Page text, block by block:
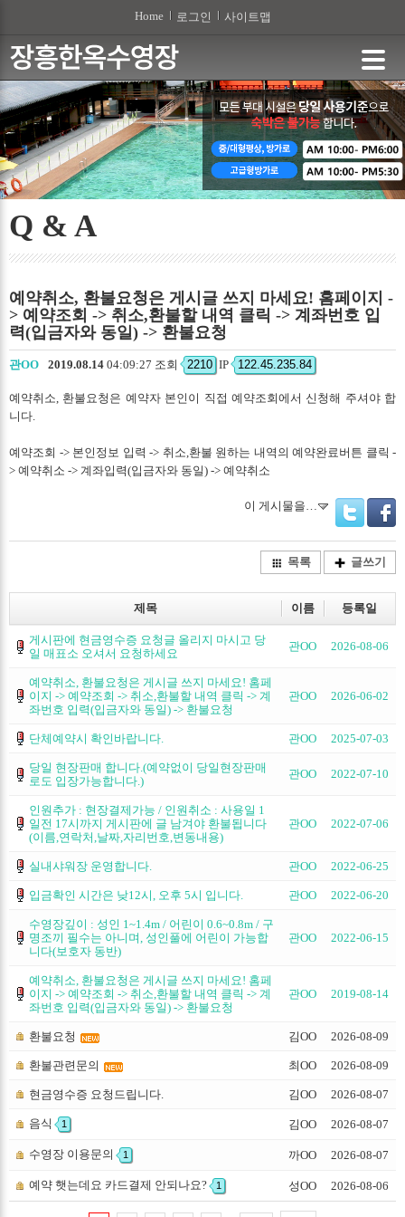
Home 로그인 사이트맵
Q & A
예약취소, 환불요청은 게시글 쓰지 마세요! 홈페이지 -
> 예약조회 -> 취소,환불할 내역 클릭 -> 계좌번호 입
력(입금자와 동일) -> 환불요청
관OO 2019.08.14 04:09:27 조회 2210 IP 122.45.235.84
예약취소, 환불요청은 예약자 본인이 직접 예약조회에서 신청해 주셔야 합
니다.
예약조회 -> 본인정보 입력 -> 취소,환불 원하는 내역의 예약완료버튼 클릭 -
> 예약취소 -> 계좌입력(입금자와 동일) -> 예약취소
이 게시물을…
Twitter
목록 글쓰기
제목 이름 등록일
게시판에 현금영수증 요청글 올리지 마시고 당
일 매표소 오셔서 요청하세요
관OO 2026-08-06
예약취소, 환불요청은 게시글 쓰지 마세요! 홈페
이지 -> 예약조회 -> 취소,환불할 내역 클릭 -> 계
좌번호 입력(입금자와 동일) -> 환불요청
관OO 2026-06-02
단체예약시 확인바랍니다. 관OO 2025-07-03
당일 현장판매 합니다.(예약없이 당일현장판매
로도 입장가능합니다.)
관OO 2022-07-10
인원추가 : 현장결제가능 / 인원취소 : 사용일 1
일전 17시까지 게시판에 글 남겨야 환불됩니다
(이름,연락처,날짜,자리번호,변동내용)
관OO 2022-07-06
실내샤워장 운영합니다. 관OO 2022-06-25
입금확인 시간은 낮12시, 오후 5시 입니다. 관OO 2022-06-20
수영장깊이 : 성인 1~1.4m / 어린이 0.6~0.8m / 구
명조끼 필수는 아니며, 성인풀에 어린이 가능합
니다(보호자 동반)
관OO 2022-06-15
예약취소, 환불요청은 게시글 쓰지 마세요! 홈페
이지 -> 예약조회 -> 취소,환불할 내역 클릭 -> 계
좌번호 입력(입금자와 동일) -> 환불요청
관OO 2019-08-14
환불요청 김OO 2026-08-09
환불관련문의 최OO 2026-08-09
현금영수증 요청드립니다. 김OO 2026-08-07
음식 1 김OO 2026-08-07
수영장 이용문의 1 까OO 2026-08-07
예약 햇는데요 카드결제 안되나요? 1 성OO 2026-08-06